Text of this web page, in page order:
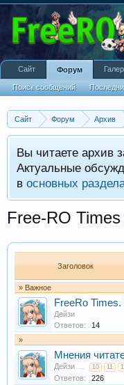
Сайт Форум Архив
Вы читаете архив
Актуальные
в основных
Free-RO
Заголовок
» Важное
FreeRo
Дейзи
Ответов:
14
»
Мнения
Дейзи ... 10 11
Ответов: 226
Сайт Форум
Поиск сообщений